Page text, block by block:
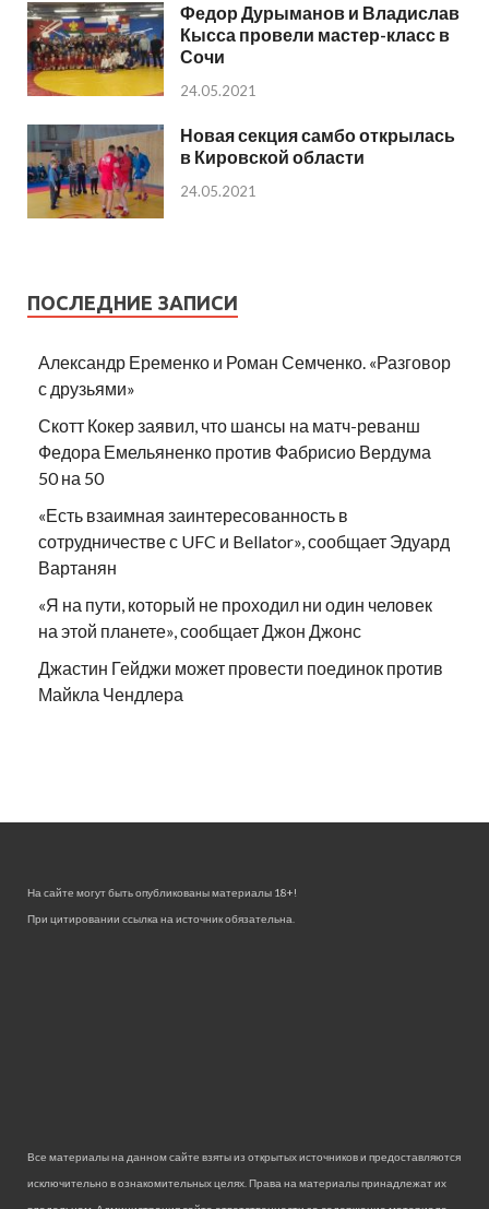
Федор Дурыманов и Владислав
Кысса провели мастер-класс в
Сочи
24.05.2021
Новая секция самбо открылась
в Кировской области
24.05.2021
ПОСЛЕДНИЕ ЗАПИСИ
Александр Еременко и Роман Семченко. «Разговор
с друзьями»
Скотт Кокер заявил, что шансы на матч-реванш
Федора Емельяненко против Фабрисио Вердума
50 на 50
«Есть взаимная заинтересованность в
сотрудничестве с UFC и Bellator», сообщает Эдуард
Вартанян
«Я на пути, который не проходил ни один человек
на этой планете», сообщает Джон Джонс
Джастин Гейджи может провести поединок против
Майкла Чендлера
На сайте могут быть опубликованы материалы 18+!
При цитировании ссылка на источник обязательна.
Все материалы на данном сайте взяты из открытых источников и предоставляются
исключительно в ознакомительных целях. Права на материалы принадлежат их